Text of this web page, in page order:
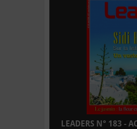
LEADERS N° 183 -